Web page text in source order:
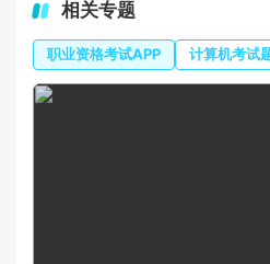
相关专题
职业资格考试APP 计算机考试